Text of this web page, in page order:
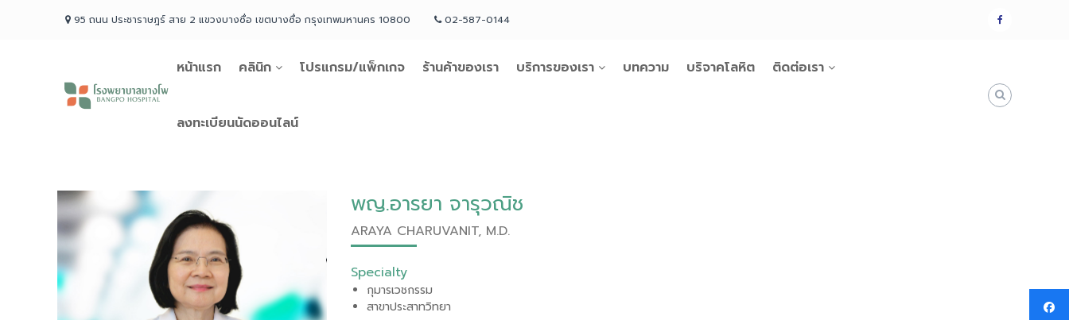
95 ถนน ประชาราษฎร์ สาย 2 แขวงบางซื่อ เขตบางซื่อ กรุงเทพมหานคร 10800 02-587-0144 แฟน
โรง
พยาบาล
บางโพ
Health
หน้าแรก คลินิก โปรแกรม/แพ็กเกจ ร้านค้าของเรา บริการของเรา บทความ บริจาคโลหิต ติดต่อเรา
ลงทะเบียนนัดออนไลน์
พญ.อารยา จารุวณิช
ARAYA CHARUVANIT, M.D.
Specialty
กุมารเวชกรรม
สาขาประสาทวิทยา